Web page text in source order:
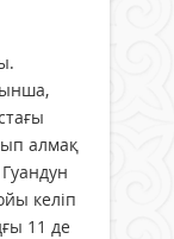
алмақ
келіп
11 де